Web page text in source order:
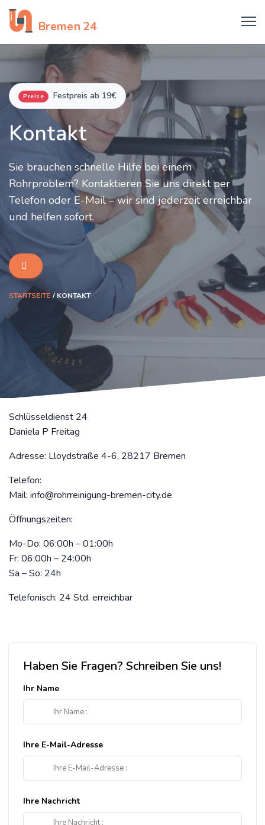
Bremen 24
Preise Festpreis ab 19€
Kontakt
Sie brauchen schnelle Hilfe bei einem
Rohrproblem? Kontaktieren Sie uns direkt per
Telefon oder E-Mail – wir sind jederzeit erreichbar
und helfen sofort.
STARTSEITE KONTAKT
Schlüsseldienst 24
Daniela P Freitag
Adresse: Lloydstraße 4-6, 28217 Bremen
Telefon:
Mail: info@rohrreinigung-bremen-city.de
Öffnungszeiten:
Mo-Do: 06:00h – 01:00h
Fr: 06:00h – 24:00h
Sa – So: 24h
Telefonisch: 24 Std. erreichbar
Haben Sie Fragen? Schreiben Sie uns!
Ihr Name
Ihre E-Mail-Adresse
Ihre Nachricht